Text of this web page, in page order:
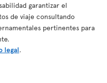
garantizar el
de viaje consultando
pertinentes para
legal.